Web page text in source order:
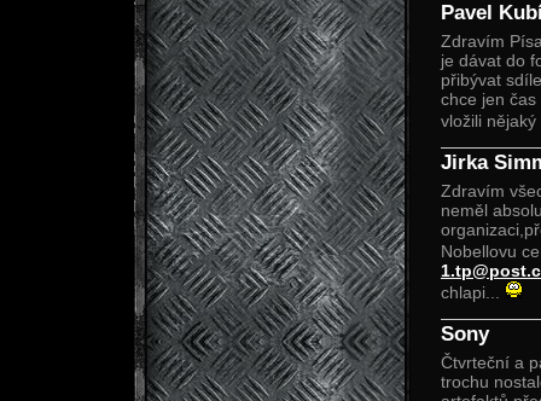
Pavel
Zdravím
je dávat do
přibývat
chce jen
vložili
Jirka
Zdravím
neměl
Nobellovu
chlapi...
Sony
Čtvrteční a
trochu